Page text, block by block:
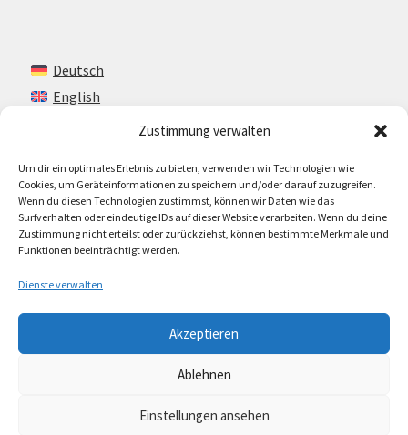
Zustimmung verwalten
Um dir ein optimales Erlebnis zu bieten, verwenden wir Technologien wie
Cookies, um Geräteinformationen zu speichern und/oder darauf zuzugreifen.
Wenn du diesen Technologien zustimmst, können wir Daten wie das
Surfverhalten oder eindeutige IDs auf dieser Website verarbeiten. Wenn du deine
Zustimmung nicht erteilst oder zurückziehst, können bestimmte Merkmale und
Funktionen beeinträchtigt werden.
Dienste verwalten
Akzeptieren
Ablehnen
Einstellungen ansehen
Deutsch
English
Kontakt
Impressum + AGB
Cookie-Richtlinie (EU)
© Lando Music 2026
Erstellt mit WooCommerce